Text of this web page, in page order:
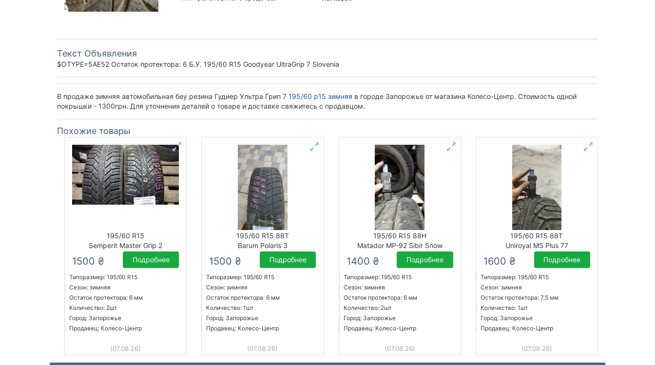
Текст Объявления
$OTYPE=5AE52 Остаток протектора: 6 Б.У. 195/60 R15 Goodyear UltraGrip 7 Slovenia
В продаже зимняя автомобильная беу резина Гудиер Ультра Грип 7 195/60 р15 зимняя в городе Запорожье от магазина Колесо-Центр. Стоимость одной
покрышки - 1300грн. Для уточнения деталей о товаре и доставке свяжитесь с продавцом.
Похожие товары
195/60 R15
Semperit Master Grip 2
1500 ₴ Подробнее
Типоразмер: 195/60 R15
Сезон: зимняя
Остаток протектора: 6 мм
Количество: 2шт
Город: Запорожье
Продавец: Колесо-Центр
(07.08.26)
195/60 R15 88T
Barum Polaris 3
1500 ₴ Подробнее
Типоразмер: 195/60 R15
Сезон: зимняя
Остаток протектора: 6 мм
Количество: 1шт
Город: Запорожье
Продавец: Колесо-Центр
(07.08.26)
195/60 R15 88H
Matador MP-92 Sibir Snow
1400 ₴ Подробнее
Типоразмер: 195/60 R15
Сезон: зимняя
Остаток протектора: 6 мм
Количество: 2шт
Город: Запорожье
Продавец: Колесо-Центр
(07.08.26)
195/60 R15 88T
Uniroyal MS Plus 77
1600 ₴ Подробнее
Типоразмер: 195/60 R15
Сезон: зимняя
Остаток протектора: 7,5 мм
Количество: 1шт
Город: Запорожье
Продавец: Колесо-Центр
(07.08.26)